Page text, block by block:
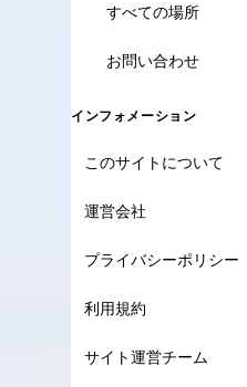
すべての場所
お問い合わせ
インフォメーション
このサイトについて
運営会社
プライバシーポリシー
利用規約
サイト運営チーム